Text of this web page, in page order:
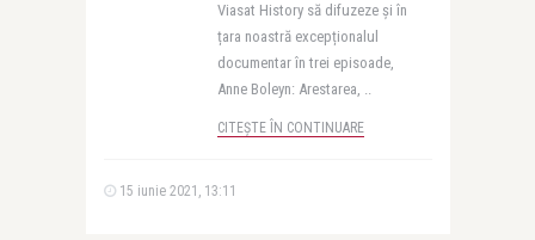
Viasat History să difuzeze și în
țara noastră excepționalul
documentar în trei episoade,
Anne Boleyn: Arestarea, ..
CITEȘTE ÎN CONTINUARE
15 iunie 2021, 13:11